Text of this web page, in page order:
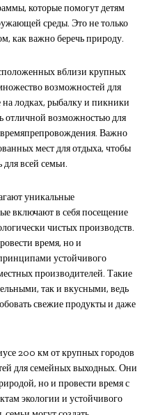
которые помогут детям
среды. Это не только
как важно беречь природу.
вблизи крупных
возможностей для
на лодках, рыбалку и пикники
отличной возможностью для
Важно
мест для отдыха, чтобы
для всей семьи.
уникальные
включают в себя посещение
чистых производств.
время, но и
устойчивого
производителей. Такие
так и вкусными, ведь
свежие продукты и даже
200 км от крупных городов
для семейных выходных. Они
но и провести время с
экологии и устойчивого